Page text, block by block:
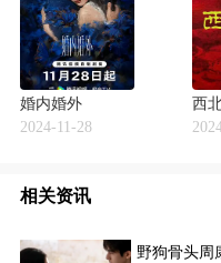
婚内婚外
2024-11-28
西
相关资讯
野狗骨头周